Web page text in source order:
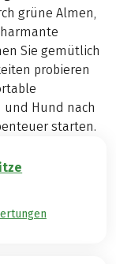
grüne Almen,
Sie gemütlich
probieren
und Hund nach
starten.